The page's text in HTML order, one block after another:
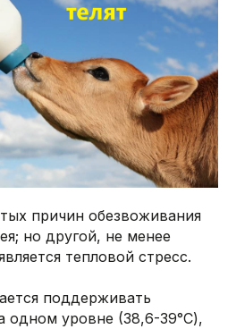
причин обезвоживания
но другой, не менее
тепловой стресс.
поддерживать
одном уровне (38,6-39°C),